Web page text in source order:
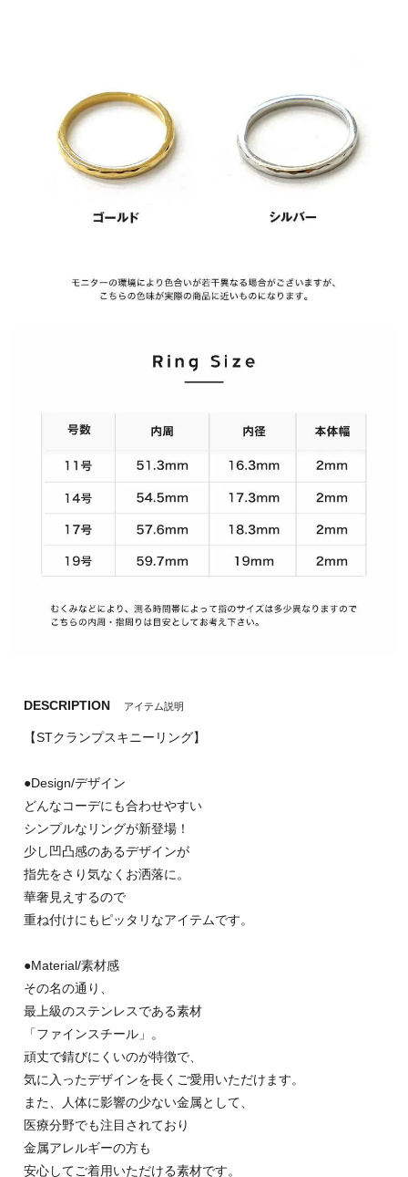
DESCRIPTION アイテム説明
【STクランプスキニーリング】
●Design/デザイン
どんなコーデにも合わせやすい
シンプルなリングが新登場！
少し凹凸感のあるデザインが
指先をさり気なくお洒落に。
華奢見えするので
重ね付けにもピッタリなアイテムです。
●Material/素材感
その名の通り、
最上級のステンレスである素材
「ファインスチール」。
頑丈で錆びにくいのが特徴で、
気に入ったデザインを長くご愛用いただけます。
また、人体に影響の少ない金属として、
医療分野でも注目されており
金属アレルギーの方も
安心してご着用いただける素材です。